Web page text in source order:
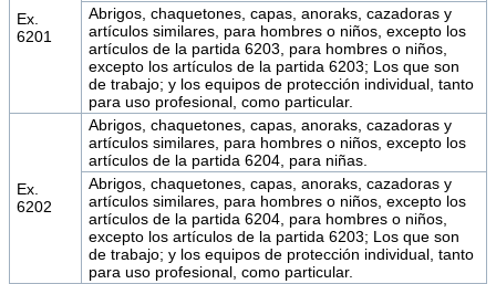
Ex.
6201
Abrigos, chaquetones, capas, anoraks, cazadoras y
artículos similares, para hombres o niños, excepto los
artículos de la partida 6203, para hombres o niños,
excepto los artículos de la partida 6203; Los que son
de trabajo; y los equipos de protección individual, tanto
para uso profesional, como particular.
Ex.
6202
Abrigos, chaquetones, capas, anoraks, cazadoras y
artículos similares, para hombres o niños, excepto los
artículos de la partida 6204, para niñas.
Abrigos, chaquetones, capas, anoraks, cazadoras y
artículos similares, para hombres o niños, excepto los
artículos de la partida 6204, para hombres o niños,
excepto los artículos de la partida 6203; Los que son
de trabajo; y los equipos de protección individual, tanto
para uso profesional, como particular.